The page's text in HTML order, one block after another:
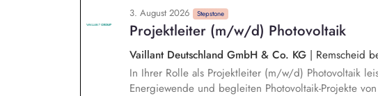
3. August 2026 Stepstone
Projektleiter (m/w/d) Photovoltaik
Vaillant Deutschland GmbH & Co. KG | Remscheid
In Ihrer Rolle als Projektleiter (m/w/d) Photovoltaik
Energiewende und begleiten Photovoltaik-Projekte